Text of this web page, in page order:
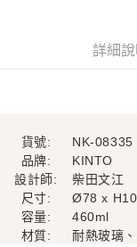
1.本服務係由「台灣大
用戶於交易時，得透過
3.完整用戶服務條款，請
※ 請注意：結帳手續完
【注意事項】
１．透過由恩沛科技股
易，需依本服務之必要
權轉讓予恩沛科技股份有
２．關於個人資料處理
https://aftee.tw/terms/
免運費
詳細說
貨號:
NK-08335
品牌:
KINTO
設計師:
柴田文江
尺寸:
Ø78 x
容量:
460ml
材質:
耐熱玻璃